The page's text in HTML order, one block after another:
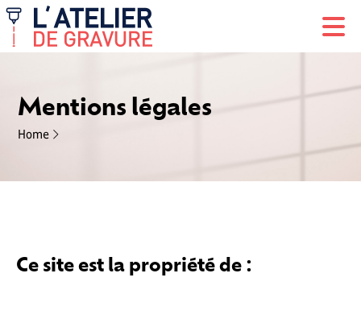
Mentions légales
Home
Ce site est la propriété de :